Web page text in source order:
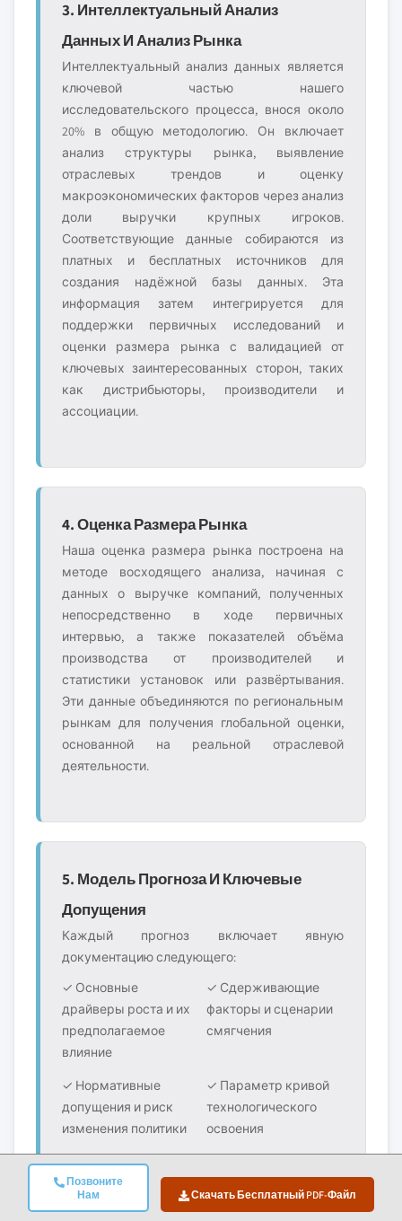
Позвоните
Нам
Скачать Бесплатный PDF-Файл
3. Интеллектуальный Анализ
Данных И Анализ Рынка
Интеллектуальный анализ данных является
ключевой частью нашего
исследовательского процесса, внося около
20% в общую методологию. Он включает
анализ структуры рынка, выявление
отраслевых трендов и оценку
макроэкономических факторов через анализ
доли выручки крупных игроков.
Соответствующие данные собираются из
платных и бесплатных источников для
создания надёжной базы данных. Эта
информация затем интегрируется для
поддержки первичных исследований и
оценки размера рынка с валидацией от
ключевых заинтересованных сторон, таких
как дистрибьюторы, производители и
ассоциации.
4. Оценка Размера Рынка
Наша оценка размера рынка построена на
методе восходящего анализа, начиная с
данных о выручке компаний, полученных
непосредственно в ходе первичных
интервью, а также показателей объёма
производства от производителей и
статистики установок или развёртывания.
Эти данные объединяются по региональным
рынкам для получения глобальной оценки,
основанной на реальной отраслевой
деятельности.
5. Модель Прогноза И Ключевые
Допущения
Каждый прогноз включает явную
документацию следующего:
✓ Основные
драйверы роста и их
предполагаемое
влияние
✓ Сдерживающие
факторы и сценарии
смягчения
✓ Нормативные
допущения и риск
изменения политики
✓ Параметр кривой
технологического
освоения
✓
Макроэкономические
допущения (рост ВВП,